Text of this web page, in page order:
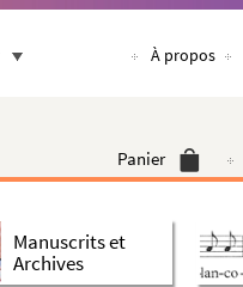
À propos
Panier
Manuscrits et
Archives